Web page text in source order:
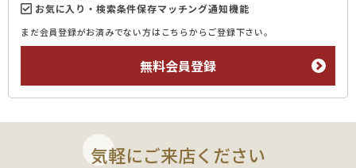
お気に入り・検索条件保存マッチング通知機能
まだ会員登録がお済みでない方はこちらからご登録下さい。
無料会員登録
気軽にご来店ください